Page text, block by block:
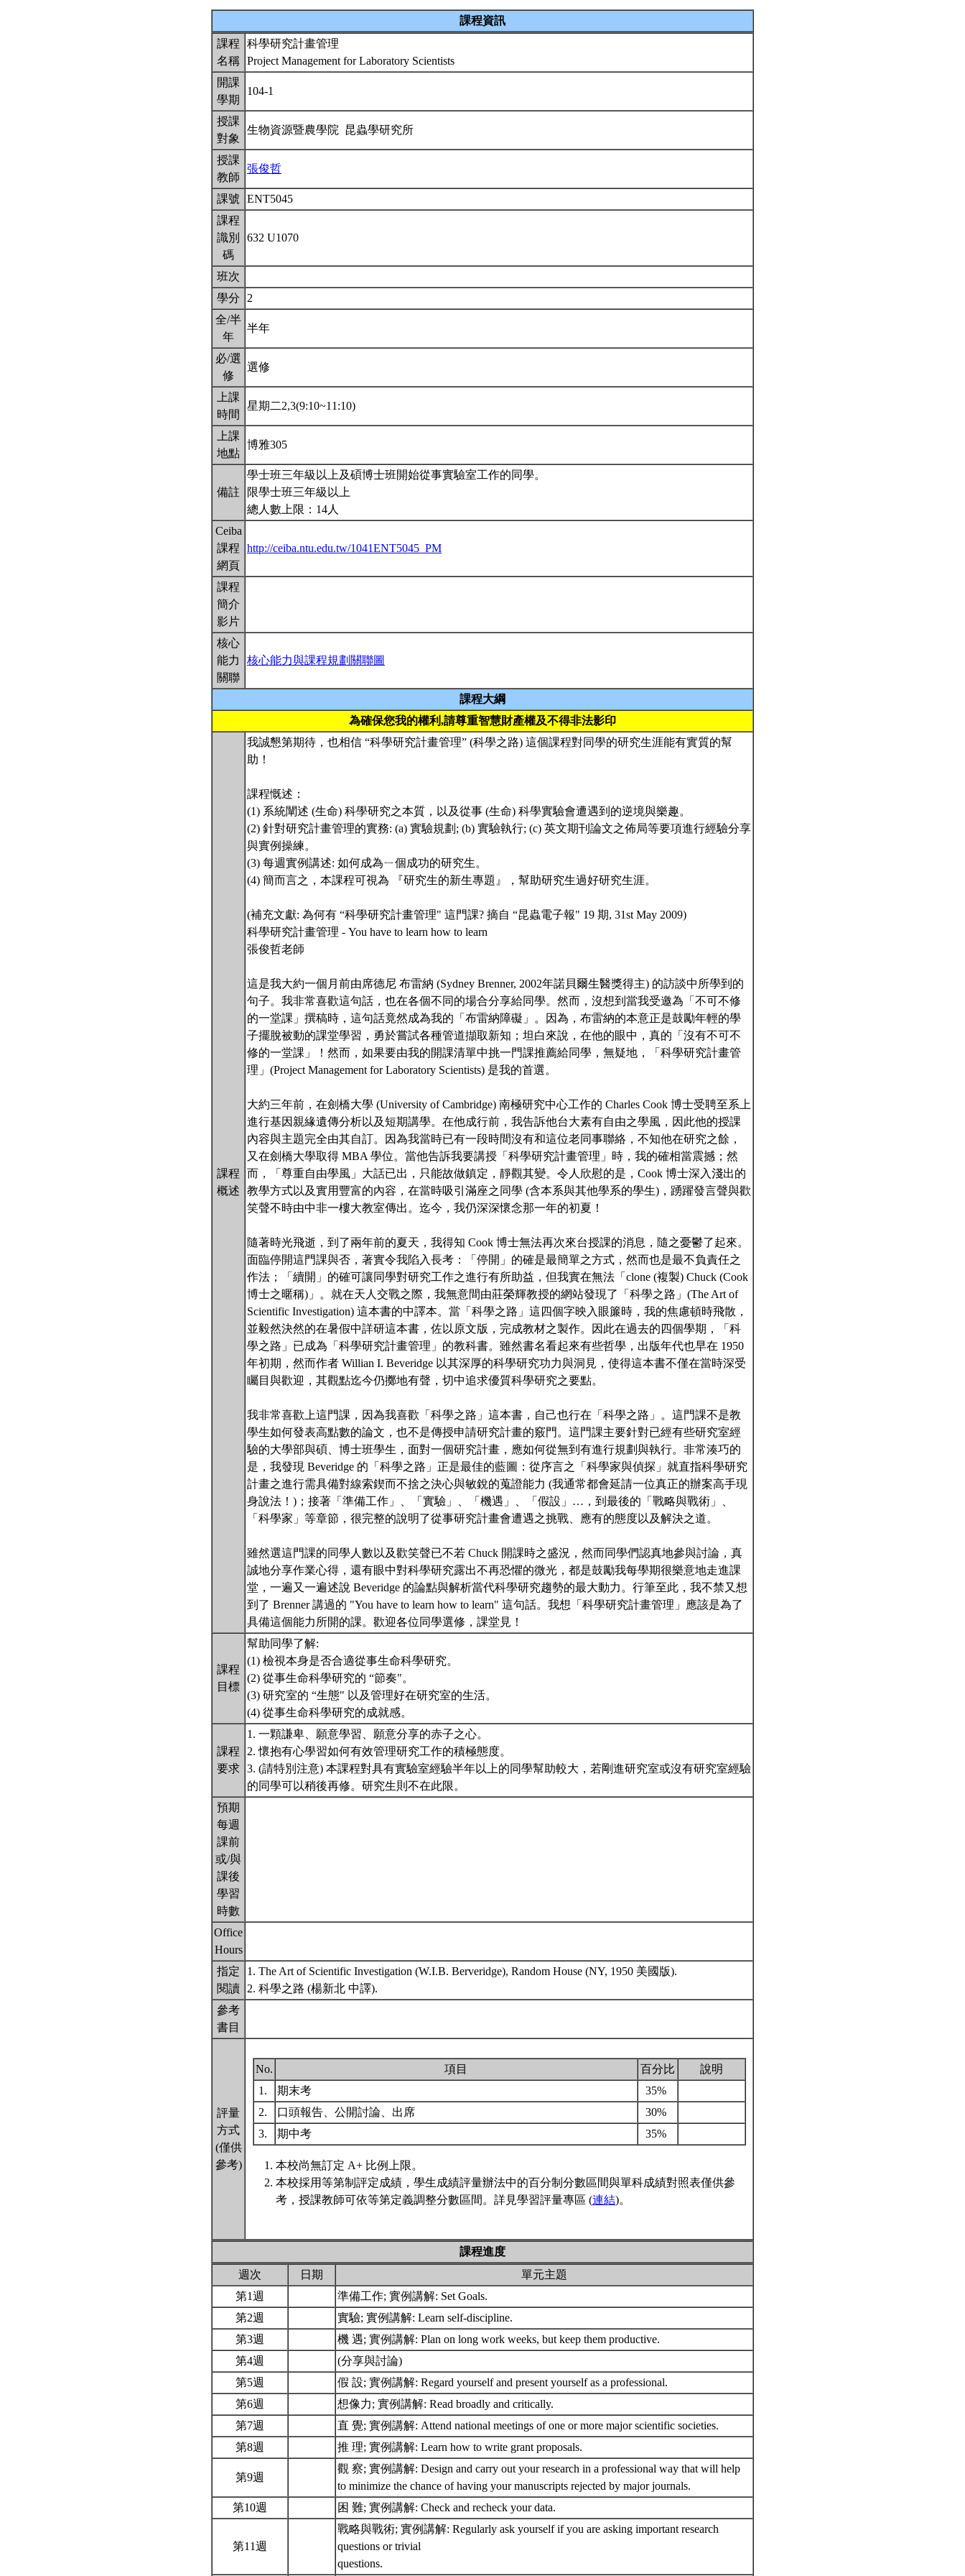
課程資訊
課程
名稱
科學研究計畫管理
Project Management for Laboratory Scientists
開課
學期
104-1
授課
對象
生物資源暨農學院 昆蟲學研究所
授課
教師
張俊哲
課號
ENT5045
課程
識別
碼
632 U1070
班次
學分
2
全/半
年
半年
必/選
修
選修
上課
時間
星期二2,3(9:10~11:10)
上課
地點
博雅305
備註
學士班三年級以上及碩博士班開始從事實驗室工作的同學。
限學士班三年級以上
總人數上限：14人
Ceiba
課程
網頁
http://ceiba.ntu.edu.tw/1041ENT5045_PM
課程
簡介
影片
核心
能力
關聯
核心能力與課程規劃關聯圖
課程大綱
為確保您我的權利,請尊重智慧財產權及不得非法影印
課程
概述
我誠懇第期待，也相信 “科學研究計畫管理” (科學之路) 這個課程對同學的研究生涯能有實質的幫
助！
課程慨述：
(1) 系統闡述 (生命) 科學研究之本質，以及從事 (生命) 科學實驗會遭遇到的逆境與樂趣。
(2) 針對研究計畫管理的實務: (a) 實驗規劃; (b) 實驗執行; (c) 英文期刊論文之佈局等要項進行經驗分享
與實例操練。
(3) 每週實例講述: 如何成為ㄧ個成功的研究生。
(4) 簡而言之，本課程可視為 『研究生的新生專題』，幫助研究生過好研究生涯。
(補充文獻: 為何有 “科學研究計畫管理" 這門課? 摘自 “昆蟲電子報" 19 期, 31st May 2009)
科學研究計畫管理 - You have to learn how to learn
張俊哲老師
這是我大約一個月前由席德尼 布雷納 (Sydney Brenner, 2002年諾貝爾生醫獎得主) 的訪談中所學到的
句子。我非常喜歡這句話，也在各個不同的場合分享給同學。然而，沒想到當我受邀為「不可不修
的一堂課」撰稿時，這句話竟然成為我的「布雷納障礙」。因為，布雷納的本意正是鼓勵年輕的學
子擺脫被動的課堂學習，勇於嘗試各種管道擷取新知；坦白來說，在他的眼中，真的「沒有不可不
修的一堂課」！然而，如果要由我的開課清單中挑一門課推薦給同學，無疑地，「科學研究計畫管
理」(Project Management for Laboratory Scientists) 是我的首選。
大約三年前，在劍橋大學 (University of Cambridge) 南極研究中心工作的 Charles Cook 博士受聘至系上
進行基因親緣遺傳分析以及短期講學。在他成行前，我告訴他台大素有自由之學風，因此他的授課
內容與主題完全由其自訂。因為我當時已有一段時間沒有和這位老同事聯絡，不知他在研究之餘，
又在劍橋大學取得 MBA 學位。當他告訴我要講授「科學研究計畫管理」時，我的確相當震撼；然
而，「尊重自由學風」大話已出，只能故做鎮定，靜觀其變。令人欣慰的是，Cook 博士深入淺出的
教學方式以及實用豐富的內容，在當時吸引滿座之同學 (含本系與其他學系的學生)，踴躍發言聲與歡
笑聲不時由中非一樓大教室傳出。迄今，我仍深深懷念那一年的初夏！
隨著時光飛逝，到了兩年前的夏天，我得知 Cook 博士無法再次來台授課的消息，隨之憂鬱了起來。
面臨停開這門課與否，著實令我陷入長考：「停開」的確是最簡單之方式，然而也是最不負責任之
作法；「續開」的確可讓同學對研究工作之進行有所助益，但我實在無法「clone (複製) Chuck (Cook
博士之暱稱)」。就在天人交戰之際，我無意間由莊榮輝教授的網站發現了「科學之路」(The Art of
Scientific Investigation) 這本書的中譯本。當「科學之路」這四個字映入眼簾時，我的焦慮頓時飛散，
並毅然決然的在暑假中詳研這本書，佐以原文版，完成教材之製作。因此在過去的四個學期，「科
學之路」已成為「科學研究計畫管理」的教科書。雖然書名看起來有些哲學，出版年代也早在 1950
年初期，然而作者 Willian I. Beveridge 以其深厚的科學研究功力與洞見，使得這本書不僅在當時深受
矚目與歡迎，其觀點迄今仍擲地有聲，切中追求優質科學研究之要點。
我非常喜歡上這門課，因為我喜歡「科學之路」這本書，自己也行在「科學之路」。這門課不是教
學生如何發表高點數的論文，也不是傳授申請研究計畫的竅門。這門課主要針對已經有些研究室經
驗的大學部與碩、博士班學生，面對一個研究計畫，應如何從無到有進行規劃與執行。非常湊巧的
是，我發現 Beveridge 的「科學之路」正是最佳的藍圖：從序言之「科學家與偵探」就直指科學研究
計畫之進行需具備對線索鍥而不捨之決心與敏銳的蒐證能力 (我通常都會延請一位真正的辦案高手現
身說法！)；接著「準備工作」、「實驗」、「機遇」、「假設」…，到最後的「戰略與戰術」、
「科學家」等章節，很完整的說明了從事研究計畫會遭遇之挑戰、應有的態度以及解決之道。
雖然選這門課的同學人數以及歡笑聲已不若 Chuck 開課時之盛況，然而同學們認真地參與討論，真
誠地分享作業心得，還有眼中對科學研究露出不再恐懼的微光，都是鼓勵我每學期很樂意地走進課
堂，一遍又一遍述說 Beveridge 的論點與解析當代科學研究趨勢的最大動力。行筆至此，我不禁又想
到了 Brenner 講過的 "You have to learn how to learn" 這句話。我想「科學研究計畫管理」應該是為了
具備這個能力所開的課。歡迎各位同學選修，課堂見！
課程
目標
幫助同學了解:
(1) 檢視本身是否合適從事生命科學研究。
(2) 從事生命科學研究的 “節奏"。
(3) 研究室的 “生態" 以及管理好在研究室的生活。
(4) 從事生命科學研究的成就感。
課程
要求
1. 一顆謙卑、願意學習、願意分享的赤子之心。
2. 懷抱有心學習如何有效管理研究工作的積極態度。
3. (請特別注意) 本課程對具有實驗室經驗半年以上的同學幫助較大，若剛進研究室或沒有研究室經驗
的同學可以稍後再修。研究生則不在此限。
預期
每週
課前
或/與
課後
學習
時數
Office
Hours
指定
閱讀
1. The Art of Scientific Investigation (W.I.B. Berveridge), Random House (NY, 1950 美國版).
2. 科學之路 (楊新北 中譯).
參考
書目
評量
方式
(僅供
參考)
No. 項目 百分比
說明
1.
期末考
35%
2.
口頭報告、公開討論、出席
30%
3.
期中考 35%
本校尚無訂定 A+ 比例上限。
本校採用等第制評定成績，學生成績評量辦法中的百分制分數區間與單科成績對照表僅供參
考，授課教師可依等第定義調整分數區間。詳見學習評量專區 (連結)。
課程進度
週次
日期
單元主題
第1週
準備工作; 實例講解: Set Goals.
第2週
實驗; 實例講解: Learn self-discipline.
第3週
機 遇; 實例講解: Plan on long work weeks, but keep them productive.
第4週
(分享與討論)
第5週
假 設; 實例講解: Regard yourself and present yourself as a professional.
第6週
想像力; 實例講解: Read broadly and critically.
第7週
直 覺; 實例講解: Attend national meetings of one or more major scientific societies.
第8週
推 理; 實例講解: Learn how to write grant proposals.
第9週
觀 察; 實例講解: Design and carry out your research in a professional way that will help
to minimize the chance of having your manuscripts rejected by major journals.
第10週
困 難; 實例講解: Check and recheck your data.
第11週
戰略與戰術; 實例講解: Regularly ask yourself if you are asking important research
questions or trivial
questions.